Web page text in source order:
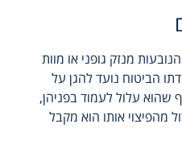
מנזק גופני או מוות
הביטוח נועד להגן על
שהוא עלול לעמוד בפניהן,
אותו הוא מקבל